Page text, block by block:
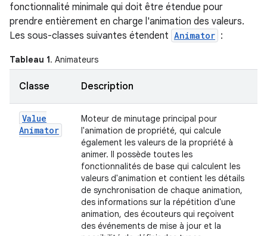
fonctionnalité minimale qui doit être étendue pour
prendre entièrement en charge l'animation des valeurs.
Les sous-classes suivantes étendent Animator :
Tableau 1. Animateurs
Classe Description
Value
Animator
Moteur de minutage principal pour
l'animation de propriété, qui calcule
également les valeurs de la propriété à
animer. Il possède toutes les
fonctionnalités de base qui calculent les
valeurs d'animation et contient les détails
de synchronisation de chaque animation,
des informations sur la répétition d'une
animation, des écouteurs qui reçoivent
des événements de mise à jour et la